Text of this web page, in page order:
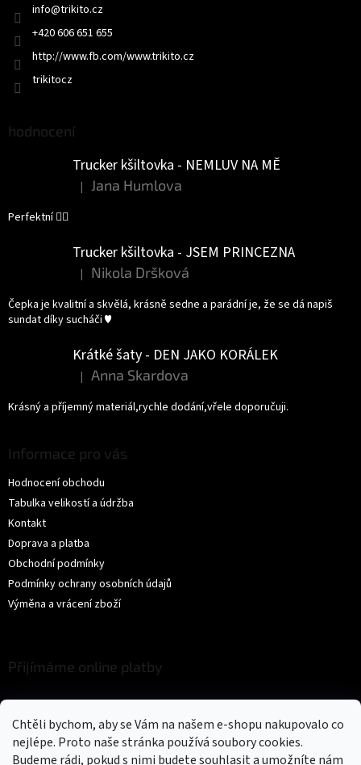
Chtěli bychom, aby se Vám na našem e-shopu nakupovalo co
nejlépe. Proto naše stránka používá soubory cookies.
Budeme rádi, pokud s nimi budete souhlasit a umožníte nám
info@trikito.cz
+420 606 651 655
http://www.fb.com/www.trikito.cz
trikitocz
hodnocení
Trucker kšiltovka - NEMLUV NA MĚ
Hodnocení produktu je 5 z 5 hvězdiček.
| Jana Humlova
Perfektní 👌🏻
Trucker kšiltovka - JSEM PRINCEZNA
Hodnocení produktu je 5 z 5 hvězdiček.
| Nikola Dršková
Čepka je kvalitní a skvělá, krásně sedne a parádní je, že se dá napiš
sundat díky sucháči ♥️
Krátké šaty - DEN JAKO KORÁLEK
Hodnocení produktu je 5 z 5 hvězdiček.
| Anna Skardova
Krásný a příjemný materiál,rychle dodání,vřele doporučuji.
Informace pro vás
Hodnocení obchodu
Tabulka velikostí a údržba
Kontakt
Doprava a platba
Obchodní podmínky
Podmínky ochrany osobních údajů
Výměna a vrácení zboží
Přijímáme online platby